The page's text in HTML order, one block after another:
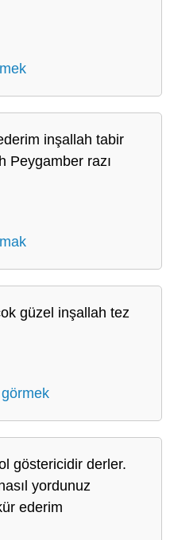
inşallah tabir
Peygamber razı
güzel inşallah tez
göstericidir derler.
yordunuz
ederim